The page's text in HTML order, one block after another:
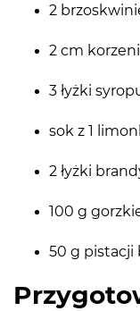
2
2 cm
3 łyżki
sok z 1
2 łyżki
100 g
50 g pistacji